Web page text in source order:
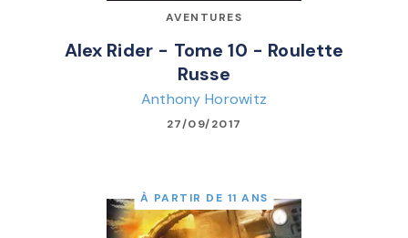
AVENTURES
Alex Rider - Tome 10 - Roulette
Russe
Anthony Horowitz
27/09/2017
À PARTIR DE 11 ANS